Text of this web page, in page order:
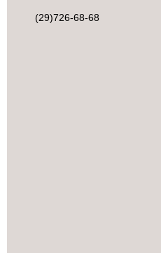
(29)726-68-68